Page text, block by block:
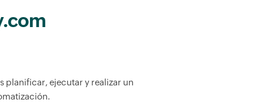
planificar, ejecutar y realizar un